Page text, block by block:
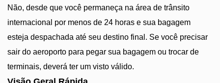
Não, desde que você permaneça na área de trânsito
internacional por menos de 24 horas e sua bagagem
esteja despachada até seu destino final. Se você precisar
sair do aeroporto para pegar sua bagagem ou trocar de
terminais, deverá ter um visto válido.